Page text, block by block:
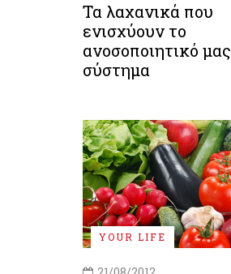
Τα λαχανικά που
ενισχύουν το
ανοσοποιητικό μας
σύστημα
YOUR LIFE